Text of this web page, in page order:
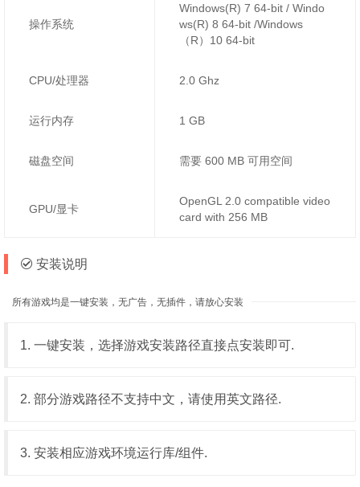
操作系统
Windows(R) 7 64-bit / Windo
ws(R) 8 64-bit /Windows
（R）10 64-bit
CPU/处理器 2.0 Ghz
运行内存 1 GB
磁盘空间 需要 600 MB 可用空间
GPU/显卡
OpenGL 2.0 compatible video
card with 256 MB
安装说明
所有游戏均是一键安装，无广告，无插件，请放心安装
1. 一键安装，选择游戏安装路径直接点安装即可.
2. 部分游戏路径不支持中文，请使用英文路径.
3. 安装相应游戏环境运行库/组件.